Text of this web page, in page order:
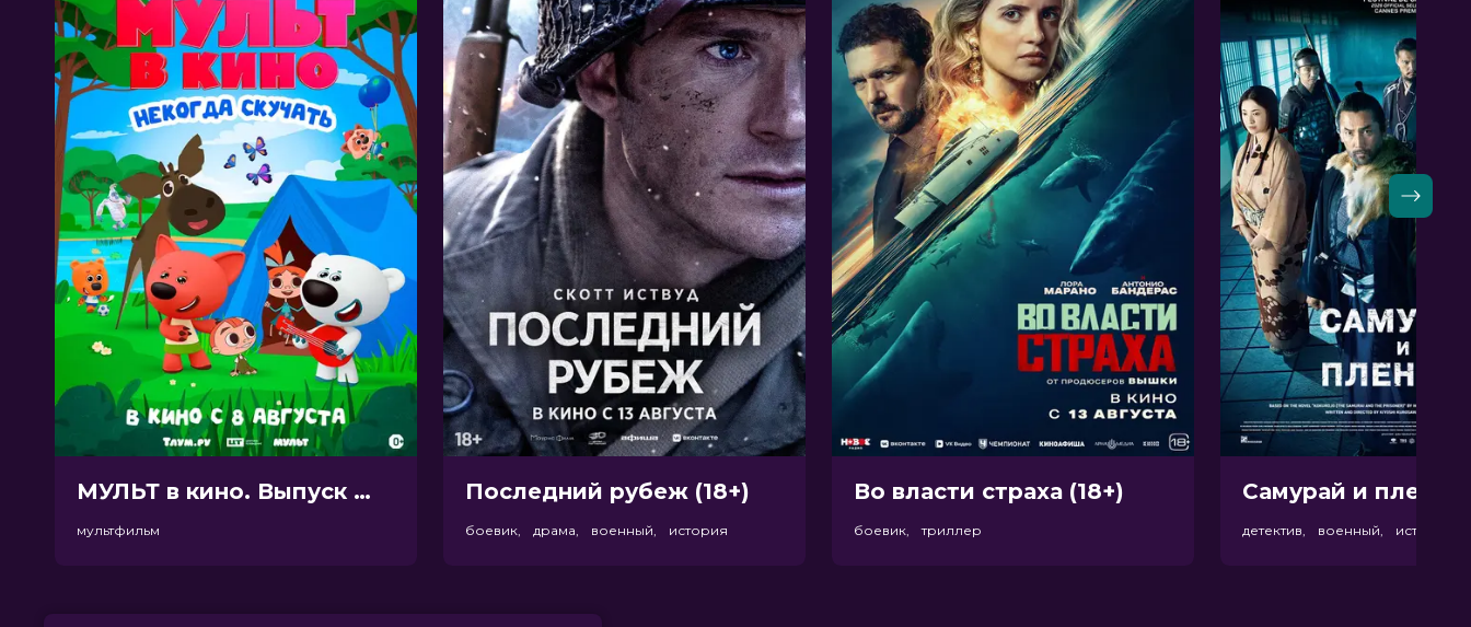
МУЛЬТ в кино. Выпуск №198. Некогда скучать (0+)
мультфильм
Последний рубеж (18+)
боевик, драма, военный, история
Во власти страха (18+)
боевик, триллер
Самурай и
детектив, военный, история